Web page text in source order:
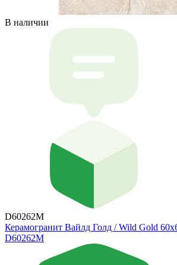
В наличии
D60262M
Керамогранит Вайлд Голд / Wild Gold
D60262M